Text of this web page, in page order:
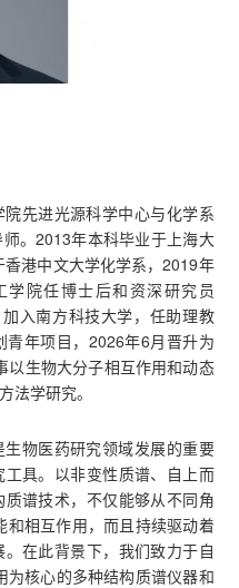
先进光源科学中心与化学系
。2013年本科毕业于上海大
港中文大学化学系，2019年
院任博士后和资深研究员
入南方科技大学，任助理教
年项目，2026年6月晋升为
生物大分子相互作用和动态
法学研究。
物医药研究领域发展的重要
具。以非变性质谱、自上而
谱技术，不仅能够从不同角
相互作用，而且持续驱动着
在此背景下，我们致力于自
核心的多种结构质谱仪器和